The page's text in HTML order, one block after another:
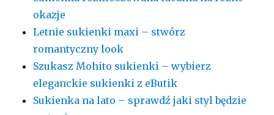
okazje
Letnie sukienki maxi – stwórz
romantyczny look
Szukasz Mohito sukienki – wybierz
eleganckie sukienki z eButik
Sukienka na lato – sprawdź jaki styl będzie